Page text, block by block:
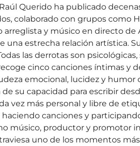
Querido ha publicado
colaborado con grupos como
arreglista y músico en directo de
una estrecha relación artística.
las derrotas son psicológicas,
cinco canciones íntimas y
emocional, lucidez y humor
su capacidad para escribir
vez más personal y libre de
haciendo canciones y
músico, productor y promotor
uno de los momentos